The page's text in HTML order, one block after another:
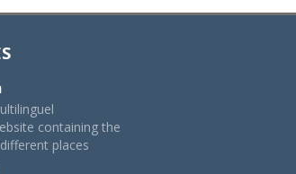
containing the
places